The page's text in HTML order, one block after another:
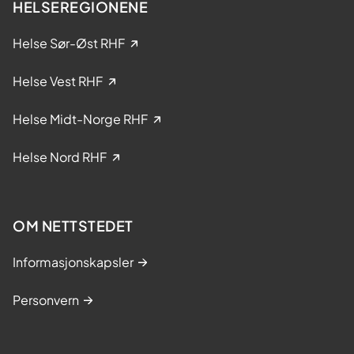
HELSEREGIONENE
Helse Sør-Øst RHF
Helse Vest RHF
Helse Midt-Norge RHF
Helse Nord RHF
OM NETTSTEDET
Informasjonskapsler
Personvern